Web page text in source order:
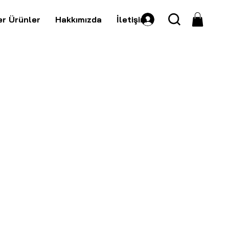
Ürünler Hakkımızda İletişim